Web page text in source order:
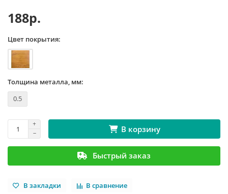
188р.
Цвет покрытия:
Толщина металла, мм:
0.5
В корзину
Быстрый заказ
В закладки В сравнение